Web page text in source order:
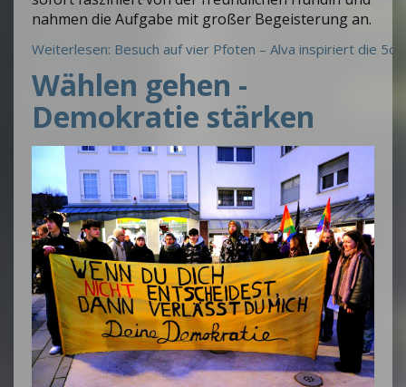
nahmen die Aufgabe mit großer Begeisterung an.
Weiterlesen: Besuch auf vier Pfoten – Alva inspiriert die 5c
Wählen gehen -
Demokratie stärken